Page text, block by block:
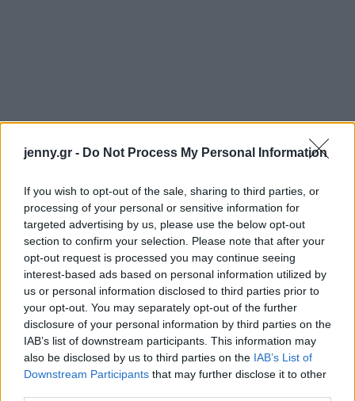
jenny.gr - Do Not Process My Personal Information
If you wish to opt-out of the sale, sharing to third parties, or
processing of your personal or sensitive information for
targeted advertising by us, please use the below opt-out
section to confirm your selection. Please note that after your
opt-out request is processed you may continue seeing
interest-based ads based on personal information utilized by
us or personal information disclosed to third parties prior to
your opt-out. You may separately opt-out of the further
disclosure of your personal information by third parties on the
IAB’s list of downstream participants. This information may
also be disclosed by us to third parties on the IAB’s List of
Downstream Participants that may further disclose it to other
κρέας. Ο σολομός, το σκουμπρί, ο τόνος και η
σαρδέλα είναι πλούσια σε ωμέγα-3 λιπαρά οξέα, τα
οποία προάγουν την υγεία της καρδιάς μειώνοντας
τα λίπη στο αίμα που ονομάζονται τριγλυκερίδια.
Παρομοίως, τρόφιμα που περιέχουν μονοακόρεστα
λιπαρά και πολυακόρεστα λίπη μπορούν να
βοηθήσουν στη μείωση του κινδύνου διαβήτη
τύπου 2. Τα καλά λίπη περιλαμβάνονται στο
αβοκάντο, στο ελαιόλαδο, στα καρύδια, στις ελιές,